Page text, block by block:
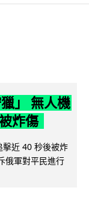
」 無人機
炸傷
擊近 40 秒後被炸
俄軍對平民進行